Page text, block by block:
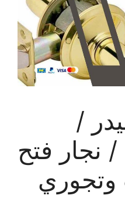
/
52227339 / نجار فتح
وتجوري